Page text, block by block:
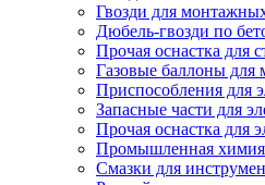
Гвозди для
Дюбель-гвозди по
Прочая оснастка для
Газовые баллоны для
Приспособления для
Запасные части для
Прочая оснастка для
Промышленная химия
Смазки для